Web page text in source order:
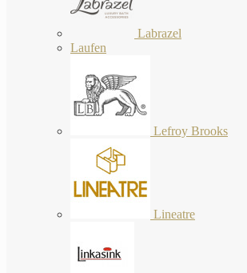
Labrazel
Laufen
Lefroy Brooks
Lineatre